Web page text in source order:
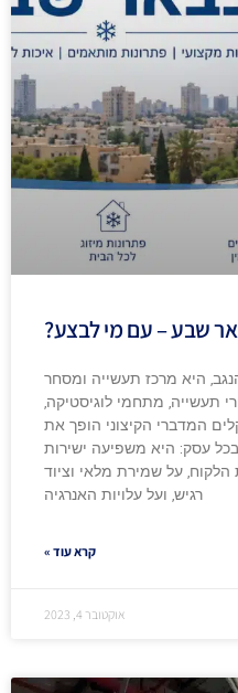
שבע – עם מי לבצע?
היא מרכז תעשייה ומסחר
תעשייה, מתחמי לוגיסטיקה,
המדברי הקיצוני הופך את
עסק: היא משפיעה ישירות
הלקוח, על שמירת מלאי וציוד
רגיש, ועל עלויות האנרגיה
קרא עוד »
אוקטובר 4, 2023